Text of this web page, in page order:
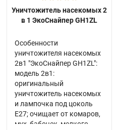
Уничтожитель насекомых 2
в 1 ЭкоСнайпер GH1ZL
Особенности
уничтожителя насекомых
2в1 "ЭкоСнайпер GH1ZL":
модель 2в1:
оригинальный
уничтожитель насекомых
и лампочка под цоколь
E27; очищает от комаров,
мух, бабочек, мелкого